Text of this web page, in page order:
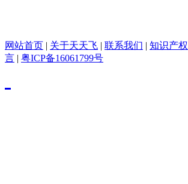
网站首页 | 关于天天飞 | 联系我们 | 知识产权
言 | 粤ICP备16061799号